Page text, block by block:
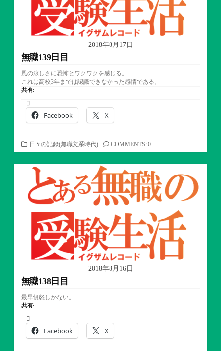
2018年8月17日
無職139日目
風の涼しさに恐怖とワクワクを感じる。
これは高校3年までは認識できなかった感情である。
共有:
Facebook X
カ
テ
ゴ
日々の記録(無職文系時代) COMMENTS: 0
2018年8月16日
無職138日目
最早憤怒しかない。
共有:
Facebook X